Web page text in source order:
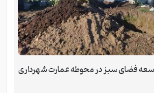
فضای سبز در محوطه عمارت شهرداری